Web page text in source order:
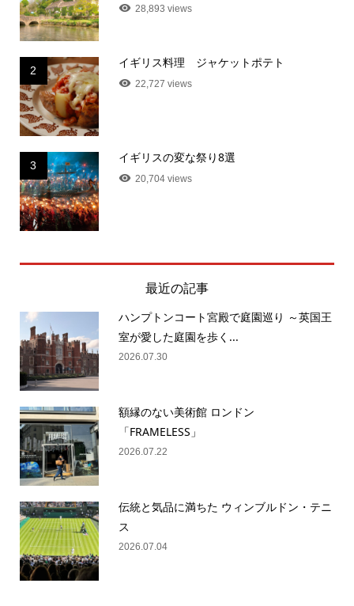
28,893 views
2
イギリス料理 ジャケットポテト
22,727 views
3
イギリスの変な祭り8選
20,704 views
最近の記事
ハンプトンコート宮殿で庭園巡り ～英国王
室が愛した庭園を歩く...
2026.07.30
額縁のない美術館 ロンドン
「FRAMELESS」
2026.07.22
伝統と気品に満ちた ウィンブルドン・テニ
ス
2026.07.04